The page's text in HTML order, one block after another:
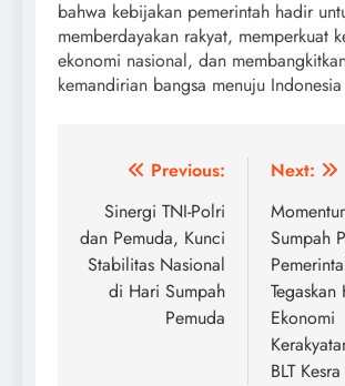
bahwa kebijakan pemerintah hadir
memberdayakan rakyat, memperkuat
ekonomi nasional, dan
kemandirian bangsa menuju
Post
navigation
Previous:
Sinergi TNI-Polri
dan Pemuda, Kunci
Stabilitas Nasional
di Hari Sumpah
Pemuda
Next:
Sumpah
Ekonomi
BLT Kesra